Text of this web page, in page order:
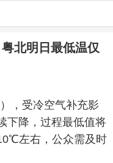
北明日最低温仅
，受冷空气补充影
下降，过程最低值将
左右，公众需及时